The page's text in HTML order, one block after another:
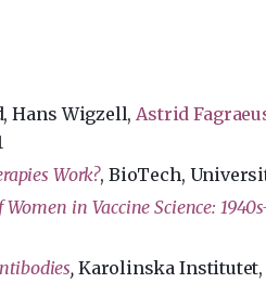
Hans Wigzell,Astrid
Work?, BioTech,
in Vaccine Science:
,Karolinska Institutet,